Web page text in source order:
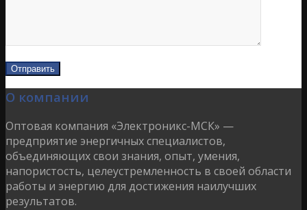
О компании
Оптовая компания «Электроникс-МСК» —
предприятие энергичных специалистов,
объединяющих свои знания, опыт, умения,
напористость, целеустремленность в своей области
работы и энергию для достижения наилучших
результатов.